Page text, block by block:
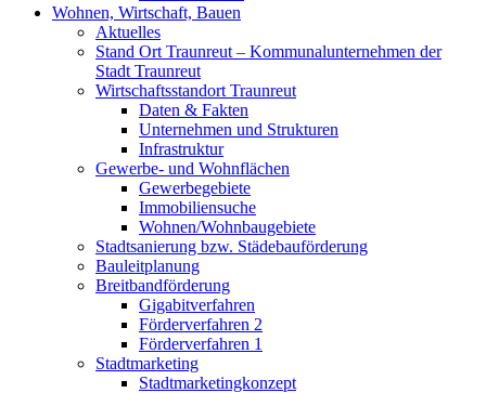
Wohnen, Wirtschaft, Bauen
Aktuelles
Stand Ort Traunreut – Kommunalunternehmen der
Stadt Traunreut
Wirtschaftsstandort Traunreut
Daten & Fakten
Unternehmen und Strukturen
Infrastruktur
Gewerbe- und Wohnflächen
Gewerbegebiete
Immobiliensuche
Wohnen/Wohnbaugebiete
Stadtsanierung bzw. Städebauförderung
Bauleitplanung
Breitbandförderung
Gigabitverfahren
Förderverfahren 2
Förderverfahren 1
Stadtmarketing
Stadtmarketingkonzept